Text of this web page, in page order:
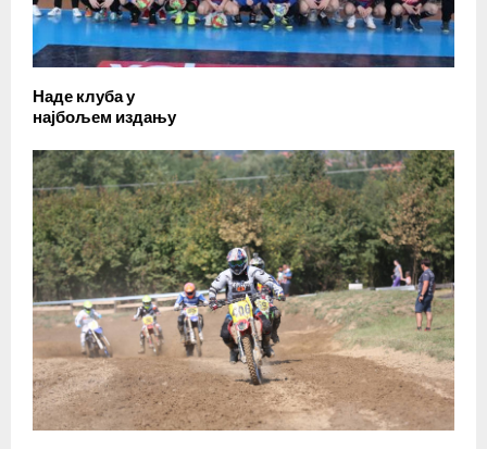
Наде клуба у
најбољем издању